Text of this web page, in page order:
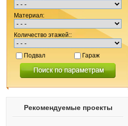
Материал:
Количество этажей::
Подвал Гараж
Рекомендуемые проекты